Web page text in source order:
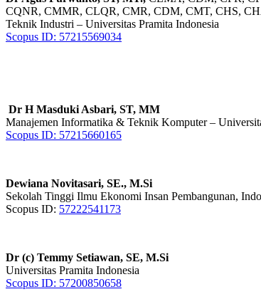
CQNR, CMMR, CLQR, CMR, CDM, CMT, CHS,
Teknik Industri – Universitas Pramita Indonesia
Scopus ID: 57215569034
Dr H Masduki Asbari, ST, MM
Manajemen Informatika & Teknik Komputer –
Scopus ID: 57215660165
Dewiana Novitasari, SE., M.Si
Sekolah Tinggi Ilmu Ekonomi Insan Pembangunan,
Scopus ID: 57222541173
Dr (c) Temmy Setiawan, SE, M.Si
Universitas Pramita Indonesia
Scopus ID: 57200850658